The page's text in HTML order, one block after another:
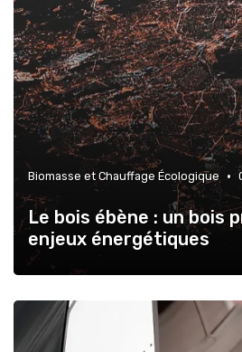
Biomasse et Chauffage Écologique •
Le bois ébène : un bois
enjeux énergétiques